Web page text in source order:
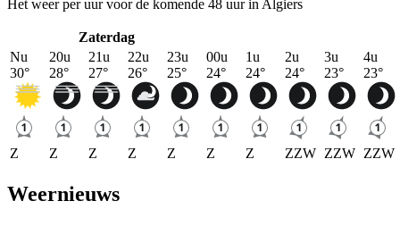
Het weer per uur voor de komende 48 uur in Algiers
Zaterdag
Nu
30°
Z
20u
28°
Z
21u
27°
Z
22u
26°
Z
23u
25°
Z
00u
24°
Z
1u
24°
Z
2u
24°
ZZW
3u
23°
ZZW
4u
23°
ZZW
Weernieuws